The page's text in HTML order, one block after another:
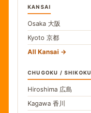
KANSAI
Osaka 大阪
Kyoto 京都
All Kansai
CHUGOKU / SHIKOKU
Hiroshima 広島
Kagawa 香川